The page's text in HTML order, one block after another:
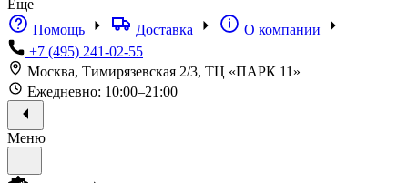
Еще
Помощь
Доставка
О компании
+7 (495) 241-02-55
Москва, Тимирязевская 2/3, ТЦ «ПАРК 11»
Ежедневно: 10:00–21:00
Меню